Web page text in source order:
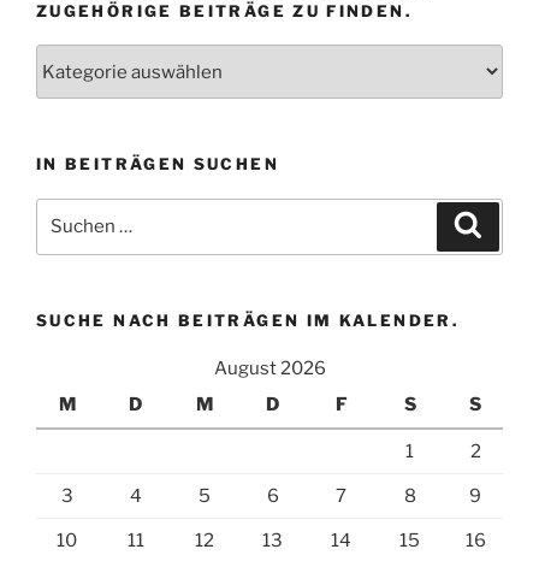
ZUGEHÖRIGE BEITRÄGE ZU FINDEN.
aus
um
zugehörige
Beiträge
finden.
IN BEITRÄGEN SUCHEN
nach:
SUCHE NACH BEITRÄGEN IM KALENDER.
August 2026
M
D M D F S S
1 2
3 4 5 6 7 8 9
10 11 12 13 14 15 16